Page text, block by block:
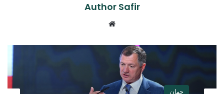
Author Safir
جهان